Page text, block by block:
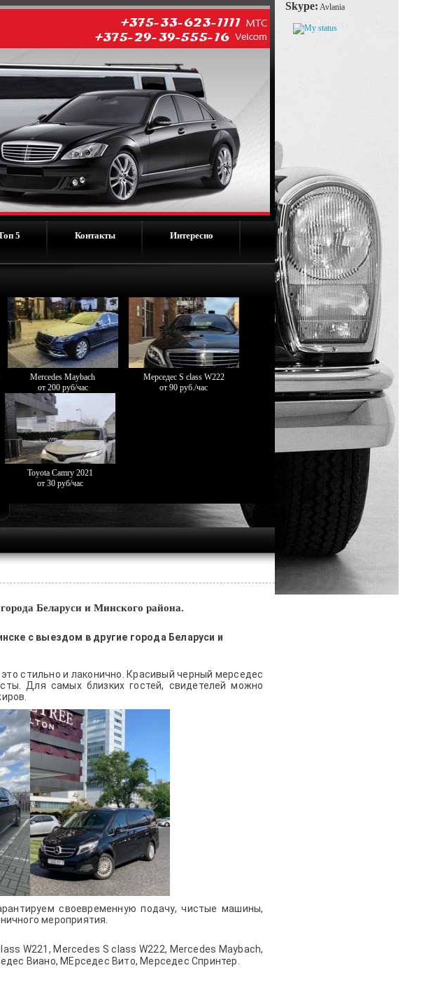
Skype: Avlania
5 Контакты Интересно
Mercedes Maybach
от 200 руб/час
Мерседес S class W222
от 90 руб./час
Toyota Camry 2021
от 30 руб/час
Беларуси и Минского района.
с выездом в другие города Беларуси и
стильно и лаконично. Красивый черный мерседес
Для самых близких гостей, свидетелей можно
своевременную подачу, чистые машины,
мероприятия.
W221, Mercedes S class W222, Mercedes Maybach,
Виано, МЕрседес Вито, Мерседес Спринтер.